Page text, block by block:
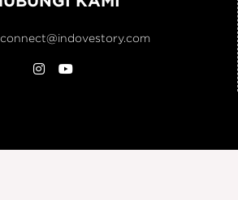
connect@indovestory.com